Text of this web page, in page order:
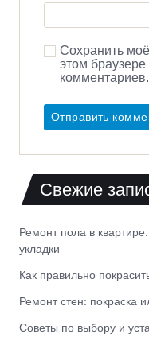
Сохранить
этом
комментариев.
Свежие
Ремонт пола в
укладки
Как правильно
Ремонт стен: покраска
Советы по выбору и